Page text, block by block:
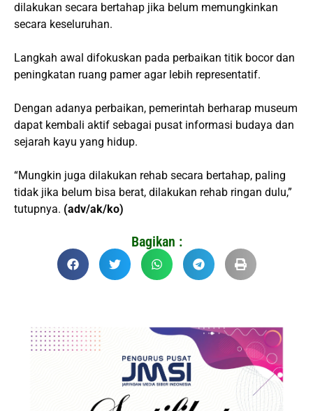
dilakukan secara bertahap jika belum memungkinkan
secara keseluruhan.
Langkah awal difokuskan pada perbaikan titik bocor dan
peningkatan ruang pamer agar lebih representatif.
Dengan adanya perbaikan, pemerintah berharap museum
dapat kembali aktif sebagai pusat informasi budaya dan
sejarah kayu yang hidup.
“Mungkin juga dilakukan rehab secara bertahap, paling
tidak jika belum bisa berat, dilakukan rehab ringan dulu,”
tutupnya. (adv/ak/ko)
Bagikan :